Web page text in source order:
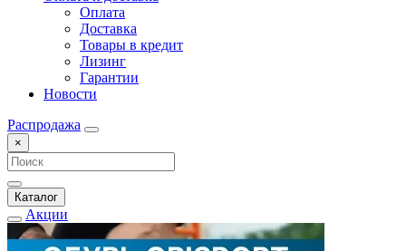
Оплата
Доставка
Товары в кредит
Лизинг
Гарантии
Новости
Распродажа
×
Каталог
Акции